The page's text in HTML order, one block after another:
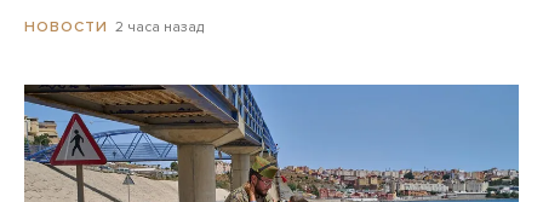
НОВОСТИ 2 часа назад